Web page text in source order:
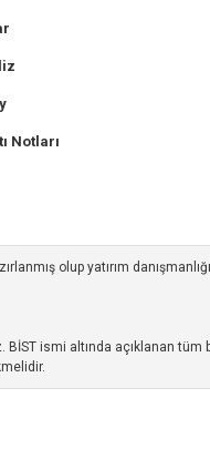
Notları
olup yatırım
ismi altında açıklanan tüm